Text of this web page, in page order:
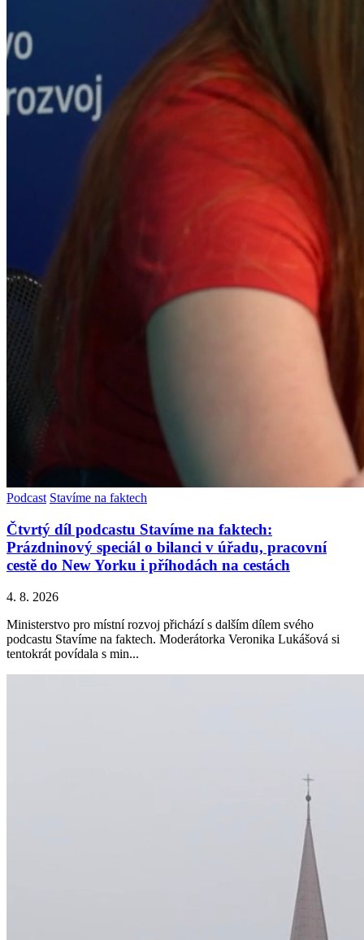
Podcast Stavíme na faktech
Čtvrtý díl podcastu Stavíme na faktech:
Prázdninový speciál o bilanci v úřadu, pracovní
cestě do New Yorku i příhodách na cestách
4. 8. 2026
Ministerstvo pro místní rozvoj přichází s dalším dílem svého
podcastu Stavíme na faktech. Moderátorka Veronika Lukášová si
tentokrát povídala s min...